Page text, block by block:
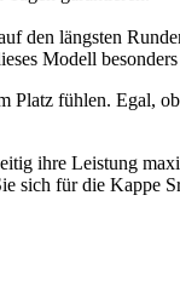
den längsten
Modell
Platz fühlen. Egal,
ihre Leistung
sich für die